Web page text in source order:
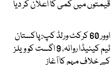
قیمتوں میں کمی کا اعلان کر دیا
اوور 60 کرکٹ ورلڈ کپ: پاکستان
ٹیم کینیڈا روانہ، 9 اگست کو ویلز
کے خلاف مہم کا آغاز